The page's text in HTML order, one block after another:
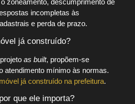
zoneamento, descumprimento de
incompletas às
e perda de prazo.
já construído?
as built, propõem-se
atendimento mínimo às normas.
já construído na prefeitura.
que ele importa?